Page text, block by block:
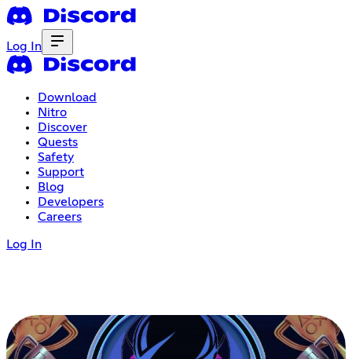
Log In
Download
Nitro
Discover
Quests
Safety
Support
Blog
Developers
Careers
Log In